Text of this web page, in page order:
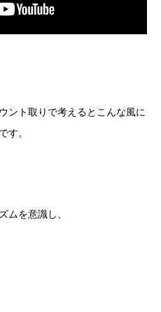
ント取りで考えるとこんな風に
す。
ムを意識し、